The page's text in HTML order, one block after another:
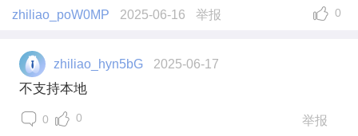
zhiliao_poW0MP
2025-06-16 举报 0
zhiliao_hyn5bG 2025-06-17
不支持本地
0 0 举报